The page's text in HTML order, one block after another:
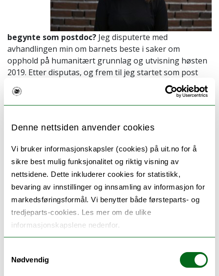
Denne nettsiden anvender cookies
Vi bruker informasjonskapsler (cookies) på uit.no for å
sikre best mulig funksjonalitet og riktig visning av
nettsidene. Dette inkluderer cookies for statistikk,
bevaring av innstillinger og innsamling av informasjon for
markedsføringsformål. Vi benytter både førsteparts- og
tredjeparts-cookies. Les mer om de ulike
informasjonskapslene nedenfor.
Nødvendig
begynte som postdoc? Jeg disputerte med
avhandlingen min om barnets beste i saker om
opphold på humanitært grunnlag og utvisning høsten
2019. Etter disputas, og frem til jeg startet som post
doktor har jeg jobbet med to ulike prosjekt, som begge
omhandler barns rettigheter innenfor
utlendingsretten. Det ene er en barnerettslig veileder
til informasjon av negative karakter, herunder om
avslag på en søknad om oppholdstillatelse.
Hva handler postdoktorprosjektet ditt
om?Prosjektet mitt vil først og fremst være
konsentrert om barns rett til psykisk helse etter
barnekonvensjonen artikkel 24. Jeg vil analysere retten
til psykisk helse, blant annet ved hjelp av ulike
rettighetsteorier, med et særlig fokus på «the
Capability approach». Videre vil jeg se på hvordan
velferdsstaten er egnet til å sikre barns rett til helse, og
hvilke utfordringer som gjør seg gjeldende i et nordisk